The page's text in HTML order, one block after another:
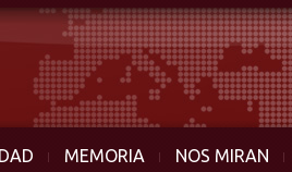
MEMORIA NOS MIRAN